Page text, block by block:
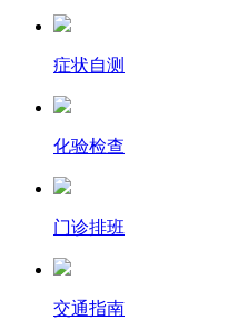
症状自测
化验检查
门诊排班
交通指南